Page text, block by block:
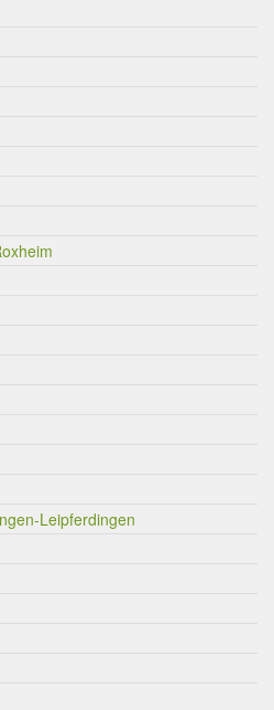
Leipferdingen